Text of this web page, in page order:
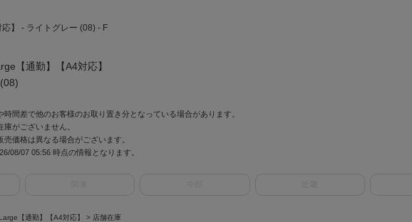
】 - ライトグレー (08) - F
【通勤】【A4対応】
間差で他のお客様のお取り置き分となっている場合があります。
がございません。
価格は異なる場合がございます。
08/07 05:56 時点の情報となります。
【通勤】【A4対応】 > 店舗在庫